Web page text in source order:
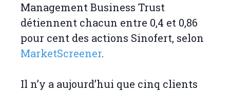
Management Business Trust
détiennent chacun entre 0,4 et 0,86
pour cent des actions Sinofert, selon
MarketScreener.
Il n’y a aujourd’hui que cinq clients